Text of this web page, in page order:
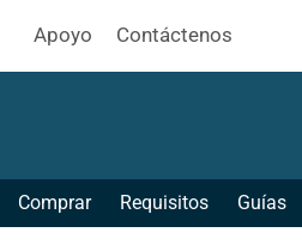
Apoyo Contáctenos
Comprar Requisitos Guías